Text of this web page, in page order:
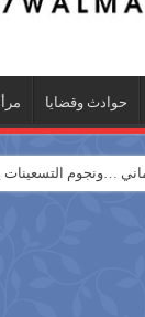
حوادث وقضايا
…ونجوم التسعينات